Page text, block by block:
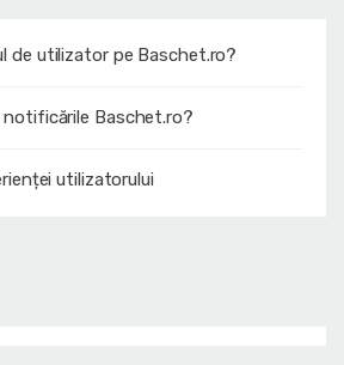
de utilizator pe Baschet.ro?
notificările Baschet.ro?
utilizatorului